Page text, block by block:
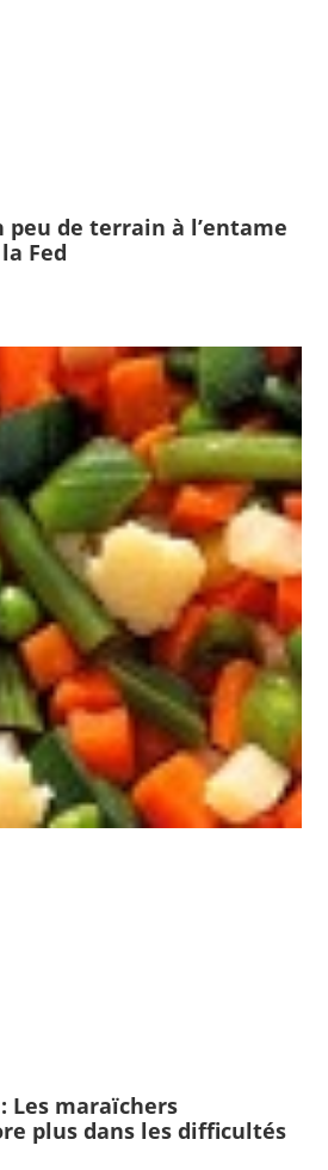
peu de terrain à l’entame
Fed
Les maraïchers
plus dans les difficultés